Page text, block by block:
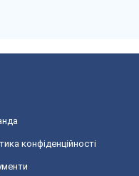
конфіденційності